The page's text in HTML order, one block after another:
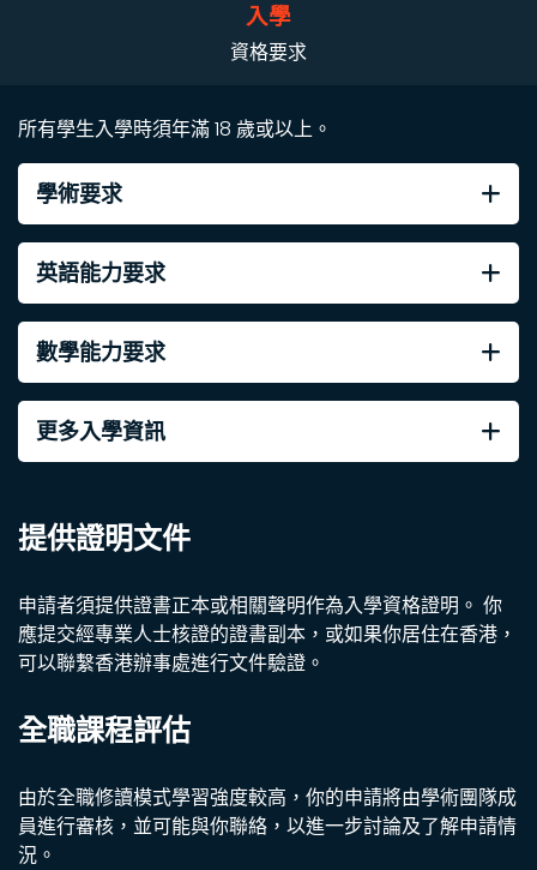
入學
資格要求
所有學生入學時須年滿 18 歲或以上。
學術要求
英語能力要求
數學能力要求
更多入學資訊
提供證明文件
申請者須提供證書正本或相關聲明作為入學資格證明。 你
應提交經專業人士核證的證書副本，或如果你居住在香港，
可以聯繫香港辦事處進行文件驗證。
全職課程評估
由於全職修讀模式學習強度較高，你的申請將由學術團隊成
員進行審核，並可能與你聯絡，以進一步討論及了解申請情
況。